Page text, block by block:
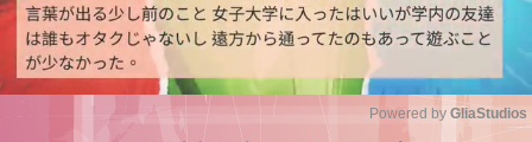
Powered by GliaStudios